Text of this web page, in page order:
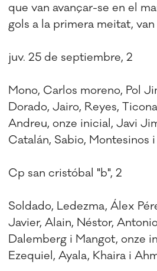
que van avançar-se en el
gols a la primera meitat,
juv. 25 de septiembre, 2
Mono, Carlos moreno, Pol
Dorado, Jairo, Reyes,
Andreu, onze inicial, Javi
Catalán, Sabio, Montesinos
Cp san cristóbal "b", 2
Soldado, Ledezma, Álex
Javier, Alain, Néstor,
Dalemberg i Mangot, onze
Ezequiel, Ayala, Khaira i